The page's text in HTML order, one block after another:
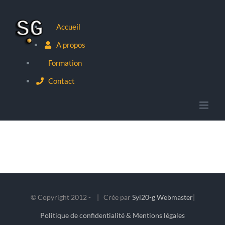
contenu
Accueil
A propos
Formation
Contact
© Copyright 2012 - | Crée par Syl20-g Webmaster|
Politique de confidentialité & Mentions légales